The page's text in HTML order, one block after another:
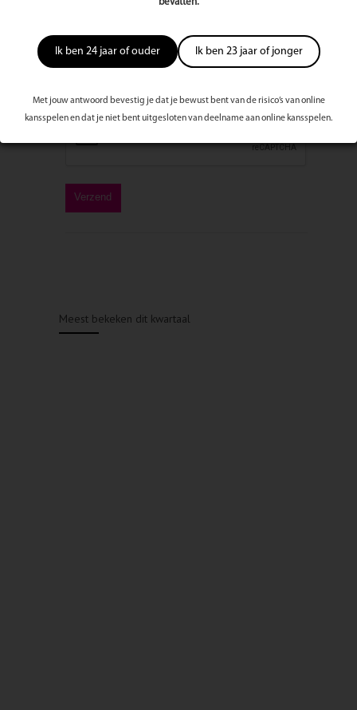
Ik ben 24 jaar of ouder Ik ben 23 jaar of jonger
Met jouw antwoord bevestig je dat je bewust bent van de risico’s van online
kansspelen en dat je niet bent uitgesloten van deelname aan online kansspelen.
Meest bekeken dit kwartaal